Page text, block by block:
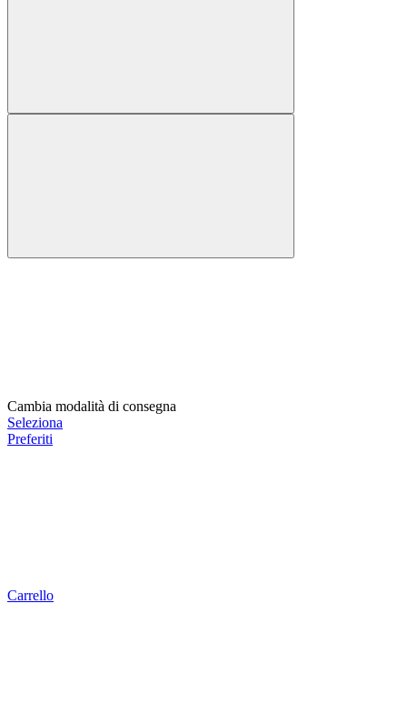
Cambia modalità di consegna
Seleziona
Preferiti
Carrello